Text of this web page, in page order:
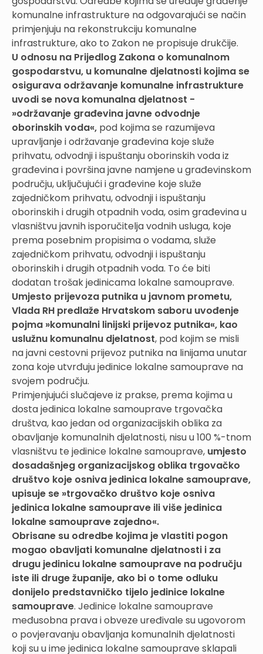
komunalne infrastrukture na odgovarajući se način
primjenjuju na rekonstrukciju komunalne
infrastrukture, ako to Zakon ne propisuje drukčije.
U odnosu na Prijedlog Zakona o komunalnom
gospodarstvu, u komunalne djelatnosti kojima se
osigurava održavanje komunalne infrastrukture
uvodi se nova komunalna djelatnost -
»održavanje građevina javne odvodnje
oborinskih voda«, pod kojima se razumijeva
upravljanje i održavanje građevina koje služe
prihvatu, odvodnji i ispuštanju oborinskih voda iz
građevina i površina javne namjene u građevinskom
području, uključujući i građevine koje služe
zajedničkom prihvatu, odvodnji i ispuštanju
oborinskih i drugih otpadnih voda, osim građevina u
vlasništvu javnih isporučitelja vodnih usluga, koje
prema posebnim propisima o vodama, služe
zajedničkom prihvatu, odvodnji i ispuštanju
oborinskih i drugih otpadnih voda. To će biti
dodatan trošak jedinicama lokalne samouprave.
Umjesto prijevoza putnika u javnom prometu,
Vlada RH predlaže Hrvatskom saboru uvođenje
pojma »komunalni linijski prijevoz putnika«, kao
uslužnu komunalnu djelatnost, pod kojim se misli
na javni cestovni prijevoz putnika na linijama unutar
zona koje utvrđuju jedinice lokalne samouprave na
svojem području.
Primjenjujući slučajeve iz prakse, prema kojima u
dosta jedinica lokalne samouprave trgovačka
društva, kao jedan od organizacijskih oblika za
obavljanje komunalnih djelatnosti, nisu u 100 %-tnom
vlasništvu te jedinice lokalne samouprave, umjesto
dosadašnjeg organizacijskog oblika trgovačko
društvo koje osniva jedinica lokalne samouprave,
upisuje se »trgovačko društvo koje osniva
jedinica lokalne samouprave ili više jedinica
lokalne samouprave zajedno«.
Obrisane su odredbe kojima je vlastiti pogon
mogao obavljati komunalne djelatnosti i za
drugu jedinicu lokalne samouprave na području
iste ili druge županije, ako bi o tome odluku
donijelo predstavničko tijelo jedinice lokalne
samouprave. Jedinice lokalne samouprave
međusobna prava i obveze uređivale su ugovorom
o povjeravanju obavljanja komunalnih djelatnosti
koji su u ime jedinica lokalne samouprave sklapali